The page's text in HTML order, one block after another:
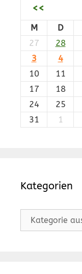
<<
M D
27
28
3
4
10
11
17
18
24
25
31
1
Kategorien
Kategorien